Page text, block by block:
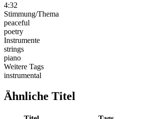
4:32
Stimmung/Thema
peaceful
poetry
Instrumente
strings
piano
Weitere Tags
instrumental
Ähnliche Titel